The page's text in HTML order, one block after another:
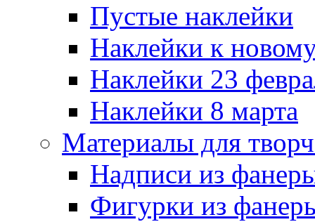
Пустые наклейки
Наклейки к
Наклейки 23
Наклейки 8 марта
Материалы для
Надписи из
Фигурки из